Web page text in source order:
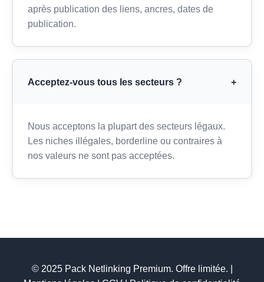
après publication des liens, ancres, dates de
publication.
Acceptez-vous tous les secteurs ? +
Nous acceptons la plupart des secteurs légaux.
Les niches illégales, borderline ou contraires à
nos valeurs ne sont pas acceptées.
© 2025 Pack Netlinking Premium. Offre limitée. |